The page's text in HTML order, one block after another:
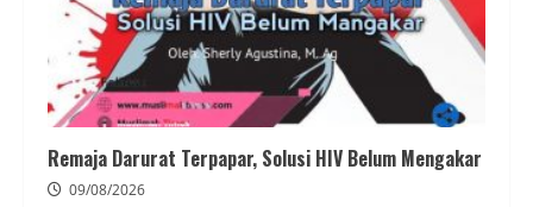
Remaja Darurat Terpapar, Solusi HIV Belum Mengakar
09/08/2026